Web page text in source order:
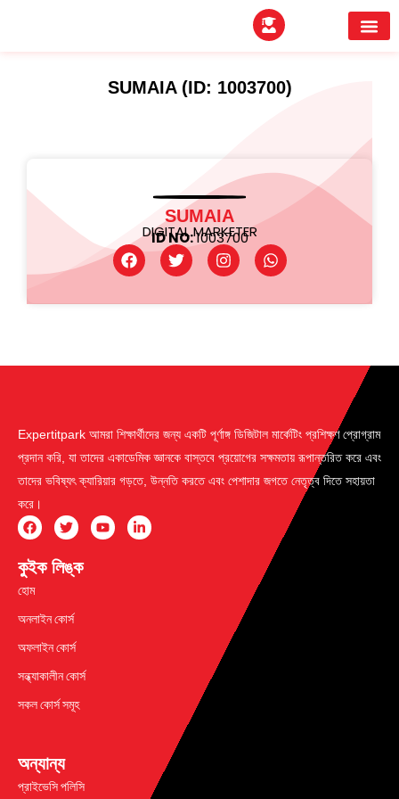
SUMAIA (ID: 1003700)
SUMAIA
DIGITAL MARKETER
ID NO:1003700
Expertitpark আমরা শিক্ষার্থীদের জন্য একটি পূর্ণাঙ্গ ডিজিটাল মার্কেটিং প্রশিক্ষণ প্রোগ্রাম
প্রদান করি, যা তাদের একাডেমিক জ্ঞানকে বাস্তবে প্রয়োগের সক্ষমতায় রূপান্তরিত করে এবং
তাদের ভবিষ্যৎ ক্যারিয়ার গড়তে, উন্নতি করতে এবং পেশাদার জগতে নেতৃত্ব দিতে সহায়তা
করে।
কুইক লিঙ্ক
হোম
অনলাইন কোর্স
অফলাইন কোর্স
সন্ধ্যাকালীন কোর্স
সকল কোর্স সমূহ
অন্যান্য
প্রাইভেসি পলিসি